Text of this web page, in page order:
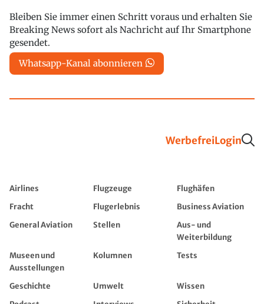
Bleiben Sie immer einen Schritt voraus und erhalten Sie
Breaking News sofort als Nachricht auf Ihr Smartphone
gesendet.
Whatsapp-Kanal abonnieren
WerbefreiLogin
Airlines Flugzeuge
Flughäfen
Fracht
Flugerlebnis
Business Aviation
General Aviation
Stellen
Aus- und
Weiterbildung
Museen und
Ausstellungen
Kolumnen Tests
Geschichte Umwelt
Wissen